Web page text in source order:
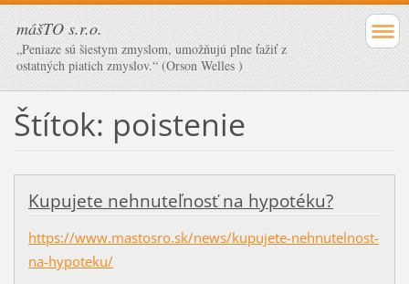
mášTO s.r.o.
„Peniaze sú šiestym zmyslom, umožňujú plne ťažiť z
ostatných piatich zmyslov.“ (Orson Welles )
Štítok: poistenie
Kupujete nehnuteľnosť na hypotéku?
https://www.mastosro.sk/news/kupujete-nehnutelnost-
na-hypoteku/